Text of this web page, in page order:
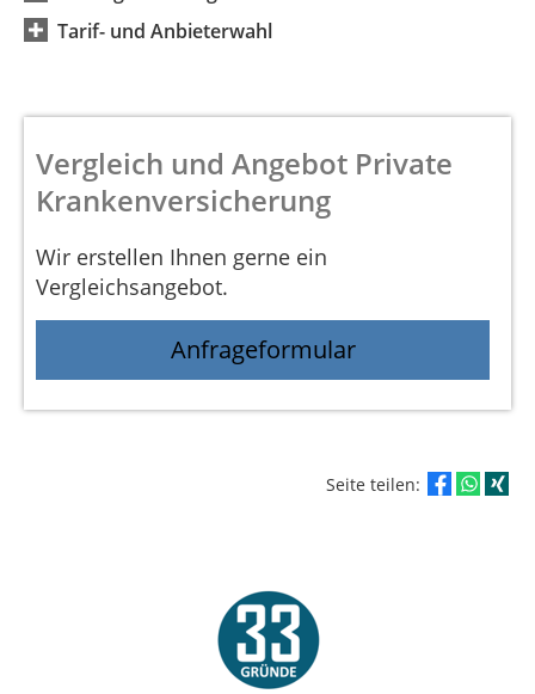
Tarif- und Anbieterwahl
Vergleich und Angebot Private
Krankenversicherung
Wir erstellen Ihnen gerne ein
Vergleichsangebot.
Anfrageformular
Seite teilen: